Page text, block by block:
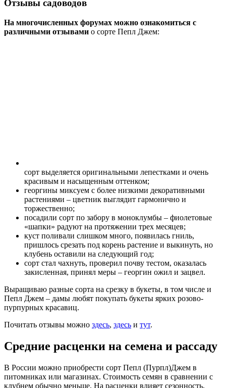
Отзывы садоводов
На многочисленных форумах можно ознакомиться с
различными отзывами о сорте Пепл Джем:
сорт выделяется оригинальными лепестками и очень
красивым и насыщенным оттенком;
георгины миксуем с более низкими декоративными
растениями – цветник выглядит гармонично и
торжественно;
посадили сорт по забору в моноклумбы – фиолетовые
«шапки» радуют на протяжении трех месяцев;
куст поливали слишком много, появилась гниль,
пришлось срезать под корень растение и выкинуть, но
клубень оставили на следующий год;
сорт стал чахнуть, проверил почву тестом, оказалась
закисленная, принял меры – георгин ожил и зацвел.
Выращиваю разные сорта на срезку в букеты, в том числе и
Пепл Джем – дамы любят покупать букеты ярких розово-
пурпурных красавиц.
Почитать отзывы можно здесь, здесь и тут.
Средние расценки на семена и рассаду
В России можно приобрести сорт Пепл (Пурпл)Джем в
питомниках или магазинах. Стоимость семян в сравнении с
клубнем обычно меньше. На расценки влияет сезонность,